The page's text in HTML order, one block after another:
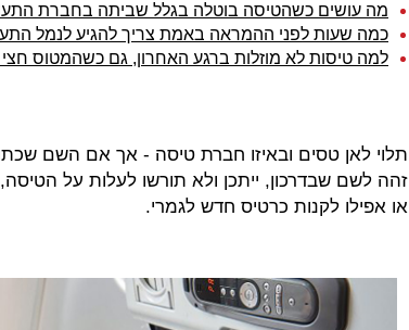
מה עושים כשהטיסה בוטלה בגלל שביתה בחברת
כמה שעות לפני ההמראה באמת צריך להגיע לנמל
למה טיסות לא מוזלות ברגע האחרון, גם כשהמטוס חצי
תלוי לאן טסים ובאיזו חברת טיסה - אך אם השם
זהה לשם שבדרכון, ייתכן ולא תורשו לעלות על
או אפילו לקנות כרטיס חדש לגמרי.